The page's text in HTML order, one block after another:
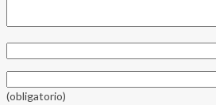
(obligatorio)